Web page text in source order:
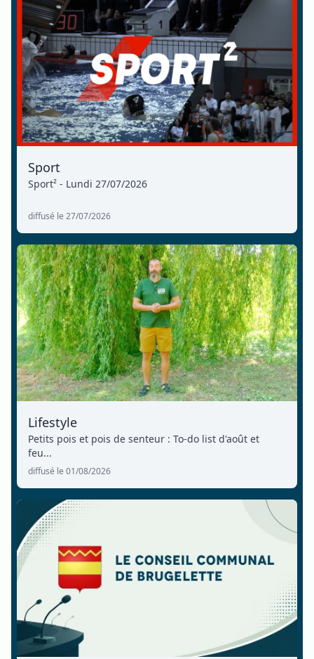
Sport
Sport² - Lundi 27/07/2026
diffusé le 27/07/2026
Lifestyle
Petits pois et pois de senteur : To-do list d'août et
feu...
diffusé le 01/08/2026